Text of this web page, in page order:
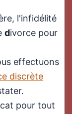
l'infidélité
divorce pour
effectuons
discrète
pour tout